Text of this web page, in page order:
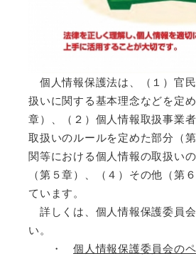
個人情報保護法は、（１）官
扱いに関する基本理念などを定
章）、（２）個人情報取扱事業
取扱いのルールを定めた部分（
関等における個人情報の取扱い
（第５章）、（４）その他（第
ています。
詳しくは、個人情報保護委員
い。
・ 個人情報保護委員会の